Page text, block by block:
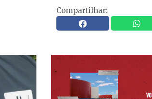
Compartilhar: